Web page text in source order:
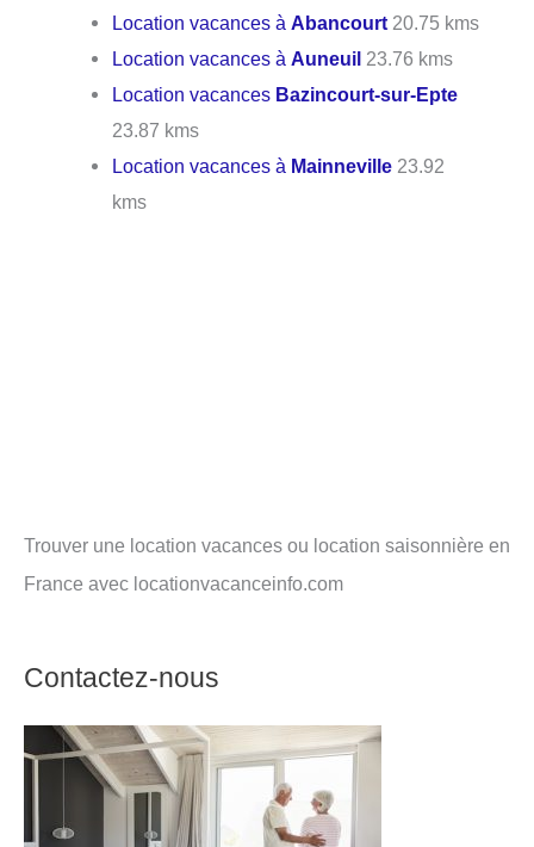
Location vacances àAbancourt 20.75 kms
Location vacances àAuneuil 23.76 kms
Location vacances Bazincourt-sur-Epte
23.87 kms
Location vacances à Mainneville 23.92
kms
Trouver une location vacances ou location saisonnière en
France avec locationvacanceinfo.com
Contactez-nous